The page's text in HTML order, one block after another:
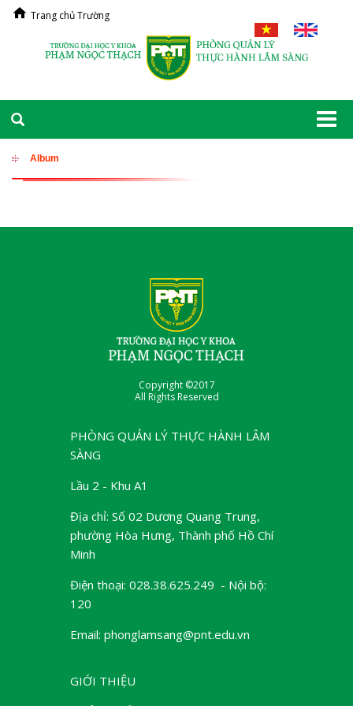
Trang chủ Trường
Album
Copyright ©2017
All Rights Reserved
PHÒNG QUẢN LÝ THỰC HÀNH LÂM
SÀNG
Lầu 2 - Khu A1
Địa chỉ: Số 02 Dương Quang Trung,
phường Hòa Hưng, Thành phố Hồ Chí
Minh
Điện thoại: 028.38.625.249 - Nội bộ:
120
Email: phonglamsang@pnt.edu.vn
GIỚI THIỆU